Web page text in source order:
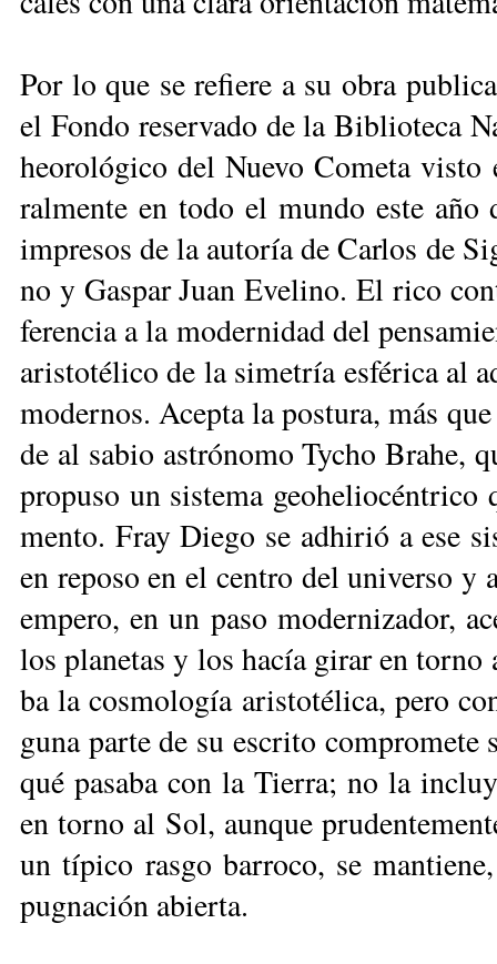
Por lo que se re­fie­re a su obra
el Fon­do re­ser­va­do de la Bi­blio­te­ca
heo­ro­ló­gi­co del Nue­vo Co­me­ta
ral­men­te en to­do el mun­do es­te
im­pre­sos de la au­to­ría de Car­los de
no y Gas­par Juan Eve­li­no. El ri­co
fe­ren­cia a la mo­der­ni­dad del
aris­to­té­li­co de la si­me­tría es­fé­ri­ca al
mo­der­nos. Acep­ta la pos­tu­ra, más
de al sa­bio as­tró­no­mo Ty­cho Bra­he,
pro­pu­so un sis­te­ma
men­to. Fray Die­go se ad­hi­rió a ese
en re­po­so en el cen­tro del uni­ver­so
em­pe­ro, en un pa­so mo­der­ni­za­dor,
los pla­ne­tas y los ha­cía gi­rar en
ba la cos­mo­lo­gía aris­to­té­li­ca, pe­ro
gu­na par­te de su es­cri­to
qué pa­sa­ba con la Tie­rra; no la
en tor­no al Sol, aun­que
un tí­pi­co ras­go ba­rro­co, se
pug­na­ción abier­ta.